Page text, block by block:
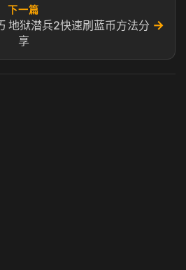
下一篇
地狱潜兵2快速刷蓝币方法分
享
→